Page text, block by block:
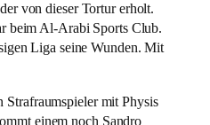
von dieser Tortur erholt.
beim Al-Arabi Sports Club.
Liga seine Wunden. Mit
Strafraumspieler mit Physis
einem noch Sandro